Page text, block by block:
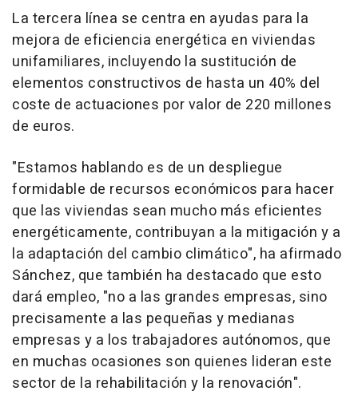
La tercera línea se centra en ayudas para la
mejora de eficiencia energética en viviendas
unifamiliares, incluyendo la sustitución de
elementos constructivos de hasta un 40% del
coste de actuaciones por valor de 220 millones
de euros.
"Estamos hablando es de un despliegue
formidable de recursos económicos para hacer
que las viviendas sean mucho más eficientes
energéticamente, contribuyan a la mitigación y a
la adaptación del cambio climático", ha afirmado
Sánchez, que también ha destacado que esto
dará empleo, "no a las grandes empresas, sino
precisamente a las pequeñas y medianas
empresas y a los trabajadores autónomos, que
en muchas ocasiones son quienes lideran este
sector de la rehabilitación y la renovación".